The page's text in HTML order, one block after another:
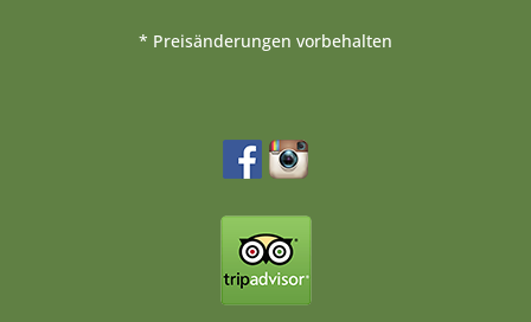
* Preisänderungen vorbehalten